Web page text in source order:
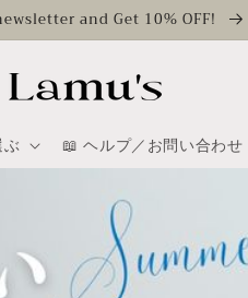
and Get 10% OFF!
ぶ 📖 ヘルプ／お問い合わせ